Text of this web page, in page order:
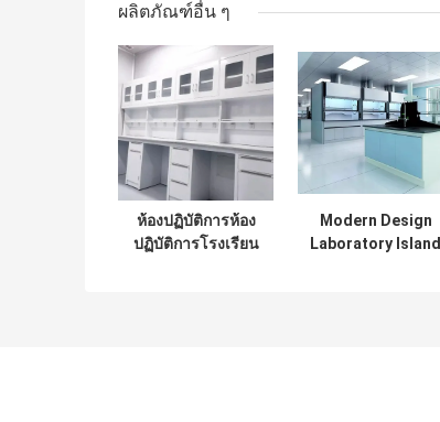
ผลิตภัณฑ์อื่น ๆ
ห้องปฏิบัติการห้อง
ปฏิบัติการโรงเรียน
Modern Design
Laboratory Island